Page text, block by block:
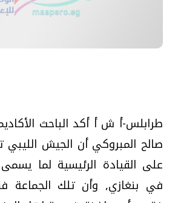
طرابلس-أ ش أ أكد الباحث
صالح المبروكي أن الجيش
على القيادة الرئيسية لما يسمى
في بنغازي, وأن تلك الجماعة